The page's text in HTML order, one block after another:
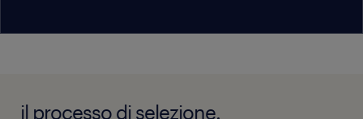
il processo di selezione.